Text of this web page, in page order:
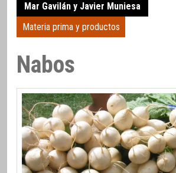
Mar Gavilán y Javier Muniesa
Materia prima y productos
Nabos